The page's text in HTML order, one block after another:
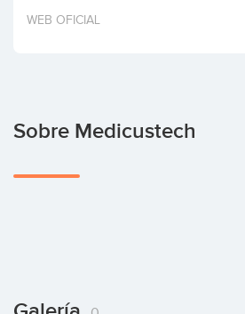
Invertir
WEB OFICIAL
Sobre Medicustech